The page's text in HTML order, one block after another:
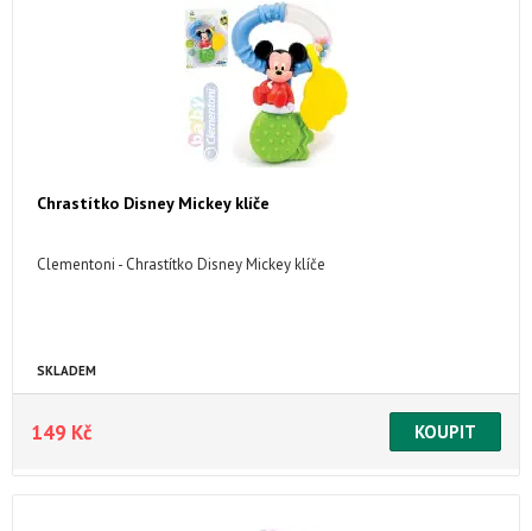
Chrastítko Disney Mickey klíče
Clementoni - Chrastítko Disney Mickey klíče
SKLADEM
149 Kč